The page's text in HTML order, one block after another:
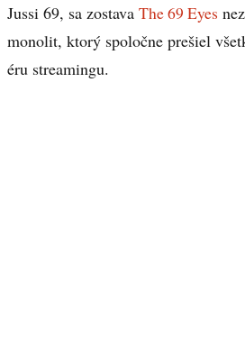
Jussi 69, sa zostava The 69 Eyes
monolit, ktorý spoločne prešiel
éru streamingu.